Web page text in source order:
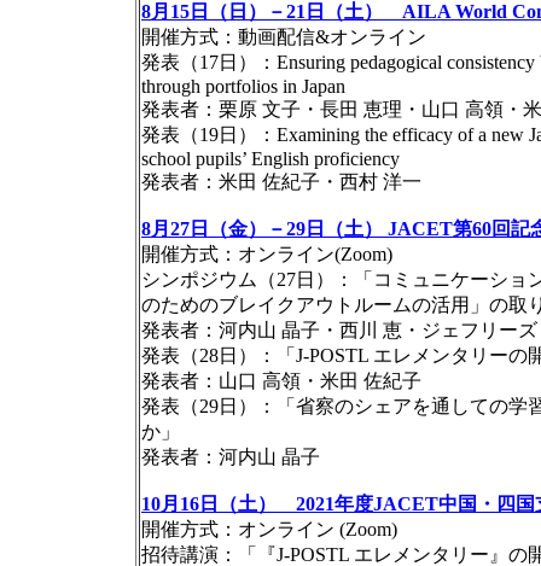
8月15日（日）－21日（土） AILA World
開催方式：動画配信&オンライン
発表（17日）：Ensuring pedagogical consistency
through portfolios in Japan
発表者：栗原 文子・長田 恵理・山口 高領・
発表（19日）：Examining the efficacy of a new
school pupils’ English proficiency
発表者：米田 佐紀子・西村 洋一
8月27日（金）－29日（土） JACET第60回記
開催方式：オンライン(Zoom)
シンポジウム（27日）：「コミュニケーシ
のためのブレイクアウトルームの活用」の
発表者：河内山 晶子・西川 恵・ジェフリー
発表（28日）：「J-POSTL エレメンタリー
発表者：山口 高領・米田 佐紀子
発表（29日）：「省察のシェアを通しての
か」
発表者：河内山 晶子
10月16日（土） 2021年度JACET中国・四国
開催方式：オンライン (Zoom)
招待講演：「『J-POSTL エレメンタリー』の